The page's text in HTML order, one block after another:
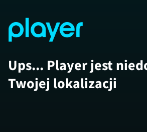
Ups... Player jest
Twojej lokalizacji